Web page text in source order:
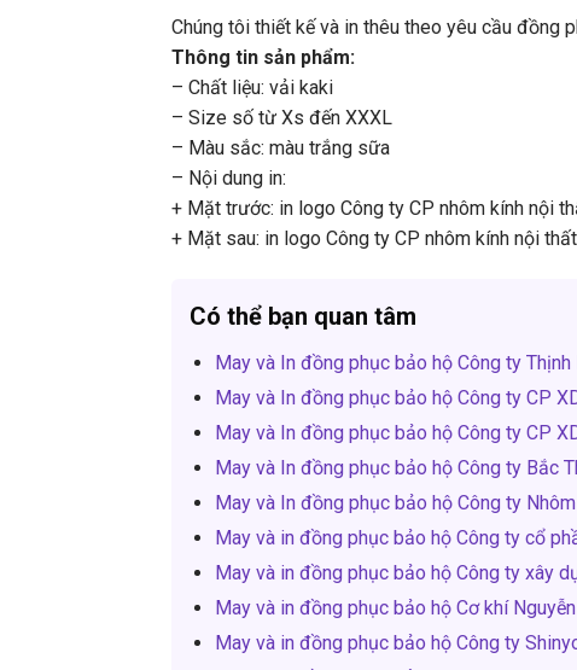
Chúng tôi thiết kế và in thêu theo yêu cầu đồng
Thông tin sản phẩm:
– Chất liệu: vải kaki
– Size số từ Xs đến XXXL
– Màu sắc: màu trắng sữa
– Nội dung in:
+ Mặt trước: in logo Công ty CP nhôm kính nội
+ Mặt sau: in logo Công ty CP nhôm kính nội
Có thể bạn quan tâm
May và In đồng phục bảo hộ Công ty Thịnh
May và In đồng phục bảo hộ Công ty CP
May và In đồng phục bảo hộ Công ty CP
May và In đồng phục bảo hộ Công ty Bắc
May và In đồng phục bảo hộ Công ty
May và in đồng phục bảo hộ Công ty cổ
May và in đồng phục bảo hộ Công ty xây
May và in đồng phục bảo hộ Cơ khí
May và in đồng phục bảo hộ Công ty